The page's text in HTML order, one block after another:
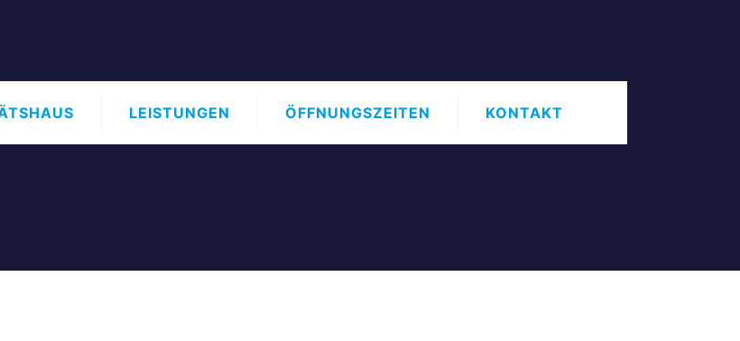
LEISTUNGEN ÖFFNUNGSZEITEN KONTAKT